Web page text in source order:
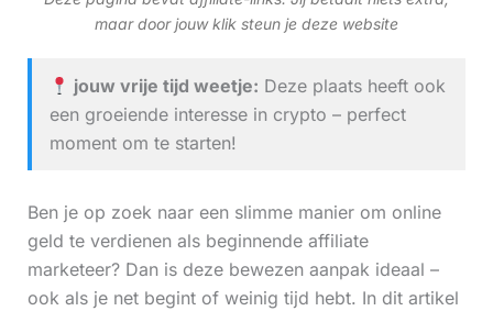
maar door jouw klik steun je deze website
jouw vrije tijd weetje: Deze plaats heeft ook
een groeiende interesse in crypto – perfect
moment om te starten!
Ben je op zoek naar een slimme manier om online
geld te verdienen als beginnende affiliate
marketeer? Dan is deze bewezen aanpak ideaal –
ook als je net begint of weinig tijd hebt. In dit artikel